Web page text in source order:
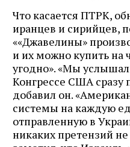
Что касается ПТРК,
иранцев и сирийцев,
««Джавелины»
и их можно купить на
угодно». «Мы
Конгрессе США сразу
добавил он.
системы на каждую
отправленную в
никаких претензий